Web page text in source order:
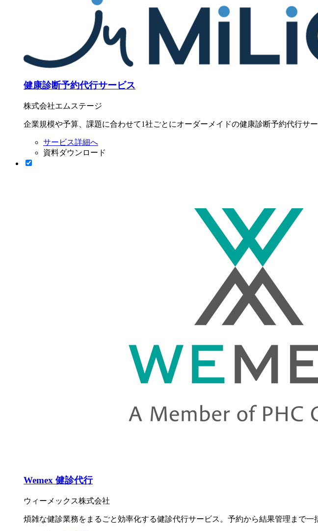
健康診断予約代行サービス
株式会社エムステージ
企業規模や予算、課題に合わせて1社ごとにオーダーメイドの健康診断予約代行
サービス詳細へ
資料ダウンロード
Wemex 健診代行
ウィーメックス株式会社
煩雑な健診業務をまるごと効率化する健診代行サービス。予約から結果管理まで